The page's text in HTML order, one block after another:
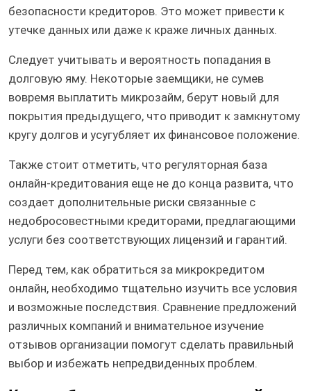
безопасности кредиторов. Это может привести к
утечке данных или даже к краже личных данных.
Следует учитывать и вероятность попадания в
долговую яму. Некоторые заемщики, не сумев
вовремя выплатить микрозайм, берут новый для
покрытия предыдущего, что приводит к замкнутому
кругу долгов и усугубляет их финансовое положение.
Также стоит отметить, что регуляторная база
онлайн-кредитования еще не до конца развита, что
создает дополнительные риски связанные с
недобросовестными кредиторами, предлагающими
услуги без соответствующих лицензий и гарантий.
Перед тем, как обратиться за микрокредитом
онлайн, необходимо тщательно изучить все условия
и возможные последствия. Сравнение предложений
различных компаний и внимательное изучение
отзывов организации помогут сделать правильный
выбор и избежать непредвиденных проблем.